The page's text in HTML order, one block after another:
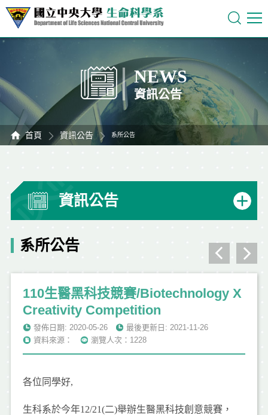
NEWS
資訊公告
首頁 資訊公告 系所公告
資訊公告
系所公告
110生醫黑科技競賽/Biotechnology X
Creativity Competition
發佈日期: 2020-05-26
最後更新日: 2021-11-26
資料來源：
瀏覽人次：1228
各位同學好,
生科系於今年12/21(二)舉辦生醫黑科技創意競賽，